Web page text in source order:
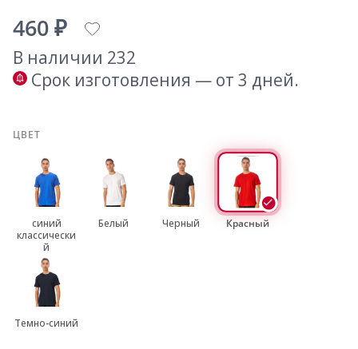
460 ₽
В наличии 232
Срок изготовления — от 3 дней.
ЦВЕТ
синий
классически
й
Белый Черный Красный
Темно-синий